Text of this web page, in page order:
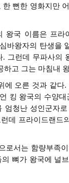
뻔한 영화지만
국 이름은 프라
바왕자의 탄생을
런데 무파사의
고 그는 마침내
오른 것과 같다
킹 왕국의 수양
엄청난 성인군자
데 프라이드랜드
서는 함량부족
뼈가 왕국에 널